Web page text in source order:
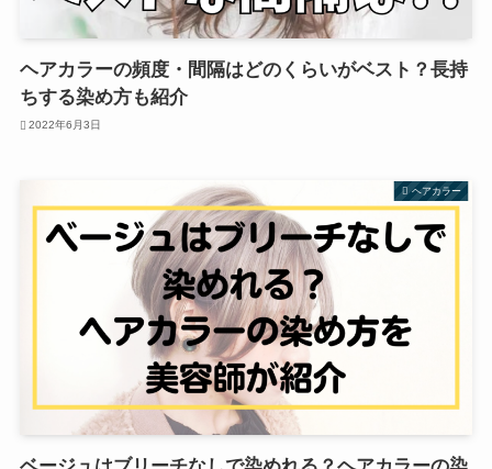
ヘアカラーの頻度・間隔はどのくらいがベスト？長持
ちする染め方も紹介
2022年6月3日
ヘアカラー